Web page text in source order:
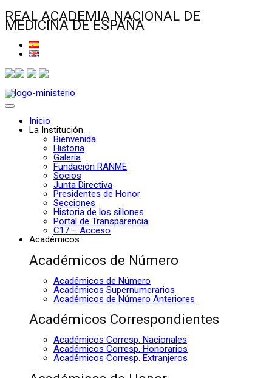
REAL ACADEMIA NACIONAL DE
MEDICINA DE ESPAÑA
Inicio
La Institución
Bienvenida
Historia
Galería
Fundación RANME
Socios
Junta Directiva
Presidentes de Honor
Secciones
Historia de los sillones
Portal de Transparencia
C17 – Acceso
Académicos
Académicos de Número
Académicos de Número
Académicos Supernumerarios
Académicos de Número Anteriores
Académicos Correspondientes
Académicos Corresp. Nacionales
Académicos Corresp. Honorarios
Académicos Corresp. Extranjeros